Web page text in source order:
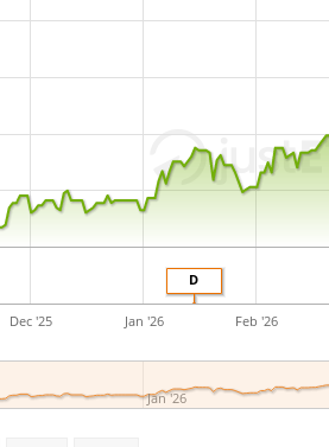
D
Dec '25 Jan '26 Feb '26
Jan '26